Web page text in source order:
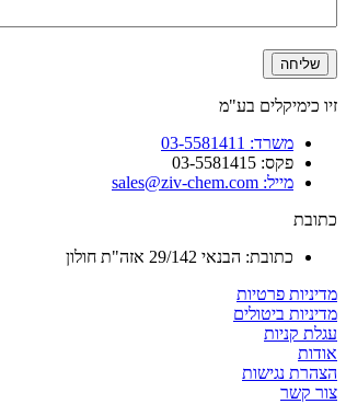
זיו כימיקלים בע"מ
משרד: 03-5581411
פקס: 03-5581415
מייל: sales@ziv-chem.com
כתובת
כתובת: הבנאי 29/142 אזה"ת חולון
מדיניות פרטיות
מדיניות ביטולים
עגלת קניות
אודות
הצהרת נגישות
צור קשר